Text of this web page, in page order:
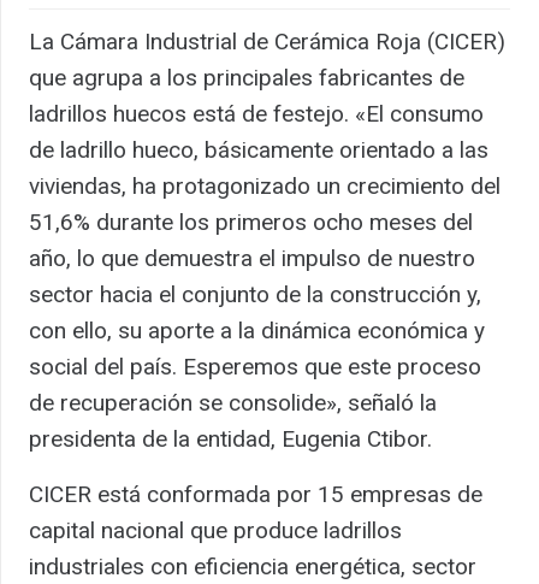
La Cámara Industrial de Cerámica Roja (CICER)
que agrupa a los principales fabricantes de
ladrillos huecos está de festejo. «El consumo
de ladrillo hueco, básicamente orientado a las
viviendas, ha protagonizado un crecimiento del
51,6% durante los primeros ocho meses del
año, lo que demuestra el impulso de nuestro
sector hacia el conjunto de la construcción y,
con ello, su aporte a la dinámica económica y
social del país. Esperemos que este proceso
de recuperación se consolide», señaló la
presidenta de la entidad, Eugenia Ctibor.
CICER está conformada por 15 empresas de
capital nacional que produce ladrillos
industriales con eficiencia energética, sector